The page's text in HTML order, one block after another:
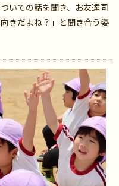
いての話を聞き、お友達同
きだよね？」と聞き合う姿